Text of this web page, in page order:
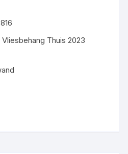
Vliesbehang Thuis 2023